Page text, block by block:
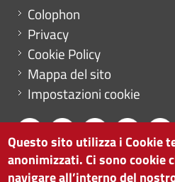
Menu footer
Colophon
Privacy
Cookie Policy
Mappa del sito
Impostazioni cookie
CAMERA DI COMMERCIO
Questo sito utilizza i Cookie
anonimizzati. Ci sono cookie
navigare all’interno del